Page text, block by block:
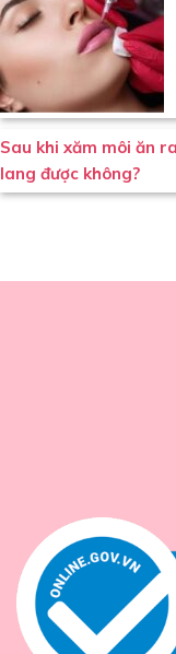
Sau khi xăm môi ăn
lang được không?